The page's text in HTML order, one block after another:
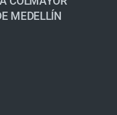
MEDELLÍN